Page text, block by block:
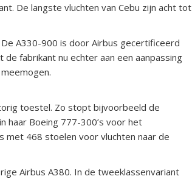
De langste vluchten van Cebu zijn acht tot
A330-900 is door Airbus gecertificeerd
fabrikant nu echter aan een aanpassing
toestel. Zo stopt bijvoorbeeld de
haar Boeing 777-300’s voor het
met 468 stoelen voor vluchten naar de
Airbus A380. In de tweeklassenvariant